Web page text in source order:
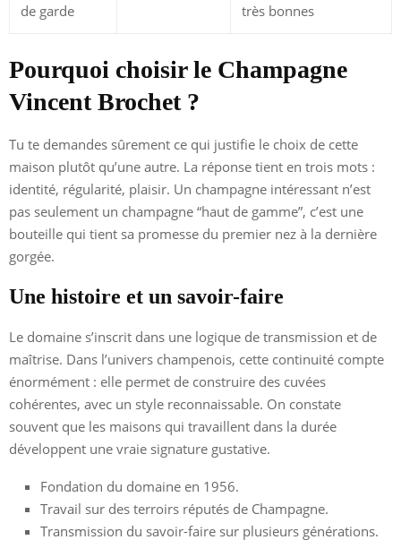
de garde
très bonnes
Pourquoi choisir le Champagne
Vincent Brochet ?
Tu te demandes sûrement ce qui justifie le choix de cette
maison plutôt qu’une autre. La réponse tient en trois mots :
identité, régularité, plaisir. Un champagne intéressant n’est
pas seulement un champagne “haut de gamme”, c’est une
bouteille qui tient sa promesse du premier nez à la dernière
gorgée.
Une histoire et un savoir-faire
Le domaine s’inscrit dans une logique de transmission et de
maîtrise. Dans l’univers champenois, cette continuité compte
énormément : elle permet de construire des cuvées
cohérentes, avec un style reconnaissable. On constate
souvent que les maisons qui travaillent dans la durée
développent une vraie signature gustative.
Fondation du domaine en 1956.
Travail sur des terroirs réputés de Champagne.
Transmission du savoir-faire sur plusieurs générations.